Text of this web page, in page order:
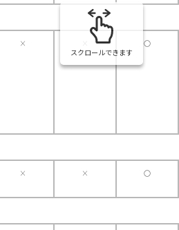
× 〇
× × 〇
スクロールできます